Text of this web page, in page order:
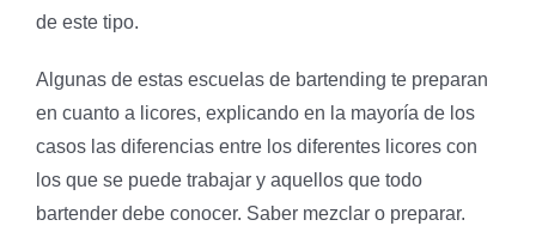
de este tipo.
Algunas de estas escuelas de bartending te preparan
en cuanto a licores, explicando en la mayoría de los
casos las diferencias entre los diferentes licores con
los que se puede trabajar y aquellos que todo
bartender debe conocer. Saber mezclar o preparar.